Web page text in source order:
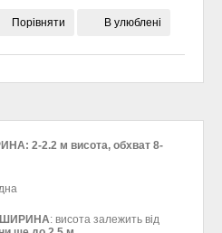
Порівняти В улюблені
2-2.2 м висота, обхват 8-
ШИРИНА: висота залежить від